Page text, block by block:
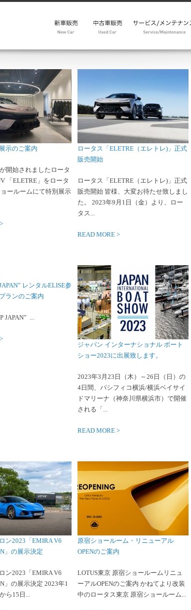
示のご案内
開始されましたロータ
「ELETRE」をロータ
ールームにて特別展示
ロータス「ELETRE（エレトレ)」正式
販売開始
ロータス「ELETRE（エレトレ)」正式
販売開始 皆様、大変お待たせ致しまし
た。 2023年9月1日（金）より、ロー
タス...
READ MORE >
レンタルELISE参
ランのご案内
JAPAN” ...
ジャパン インターナショナル ボート
ショー2023に出展致します。
2023年3月23日（木）～26日（日）の
4日間、パシフィコ横浜/横浜ベイサイ
ドマリーナ（神奈川県横浜市）で開催
される「...
READ MORE >
ン2023「EMIRA V6
」の展示決定
ン2023「EMIRA V6
」の展示決定 2023年1
ら15日...
原宿ショールーム・リニューアル
OPENのご案内
LOTUS東京 原宿ショールームリニュ
ーアルOPENのご案内 かねてより改装
中のロータス東京 原宿ショールーム...